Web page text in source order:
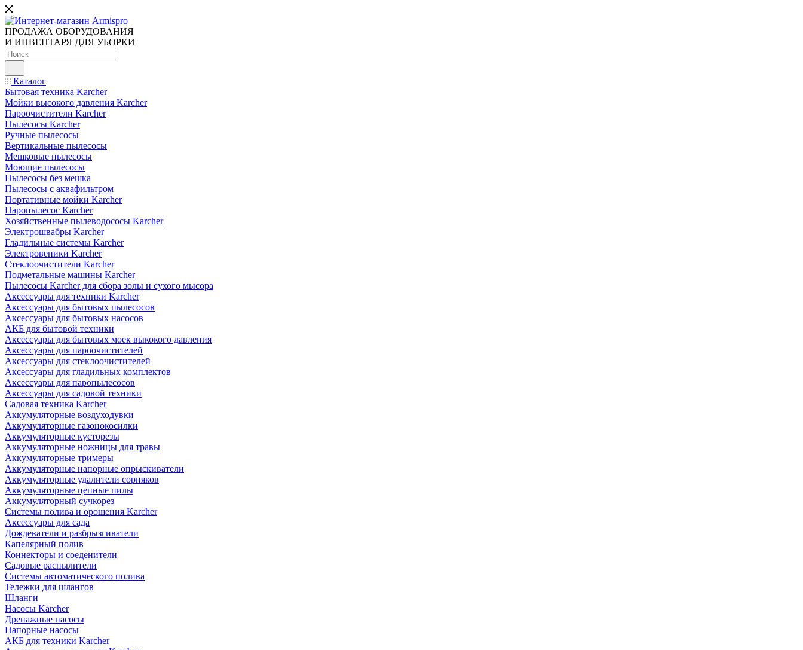
ПРОДАЖА ОБОРУДОВАНИЯ
И ИНВЕНТАРЯ ДЛЯ УБОРКИ
Каталог
Бытовая техника Karcher
Мойки высокого давления Karcher
Пароочистители Karcher
Пылесосы Karcher
Ручные пылесосы
Вертикальные пылесосы
Мешковые пылесосы
Моющие пылесосы
Пылесосы без мешка
Пылесосы с аквафильтром
Портативные мойки Karcher
Паропылесос Karcher
Хозяйственные пылеводососы Karcher
Электрошвабры Karcher
Гладильные системы Karcher
Электровеники Karcher
Стеклоочистители Karcher
Подметальные машины Karcher
Пылесосы Karcher для сбора золы и сухого мысора
Аксессуары для техники Karcher
Аксессуары для бытовых пылесосов
Аксессуары для бытовых насосов
АКБ для бытовой техники
Аксессуары для бытовых моек выкокого давления
Аксессуары для пароочистителей
Аксессуары для стеклоочистителей
Аксессуары для гладильных комплектов
Аксессуары для паропылесосов
Аксессуары для садовой техники
Садовая техника Karcher
Аккумуляторные воздуходувки
Аккумуляторные газонокосилки
Аккумуляторные кусторезы
Аккумуляторные ножницы для травы
Аккумуляторные тримеры
Аккумуляторные напорные опрыскиватели
Аккумуляторные удалители сорняков
Аккумуляторные цепные пилы
Аккумуляторный сучкорез
Системы полива и орошения Karcher
Аксессуары для сада
Дождеватели и разбрызгиватели
Капелярный полив
Коннекторы и соеденители
Садовые распылители
Системы автоматического полива
Тележки для шлангов
Шланги
Насосы Karcher
Дренажные насосы
Напорные насосы
АКБ для техники Karcher